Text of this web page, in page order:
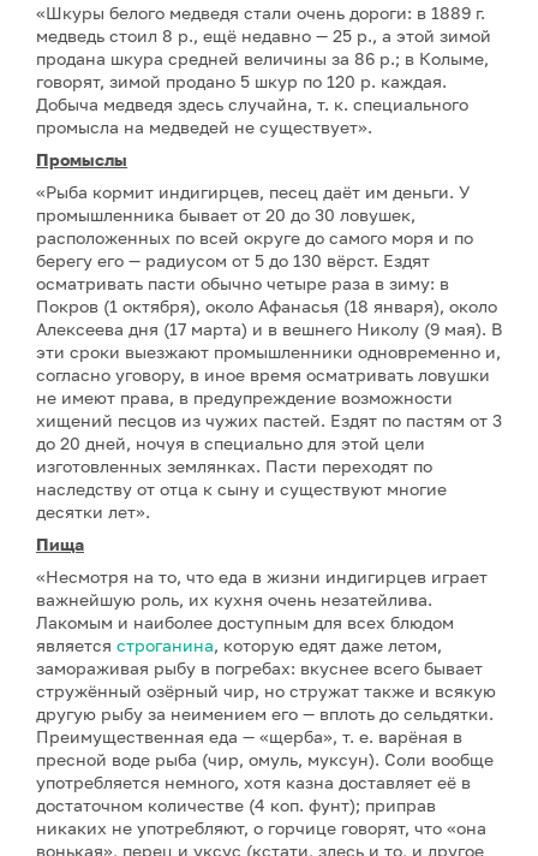
«Шкуры белого медведя стали очень дороги: в 1889 г.
медведь стоил 8 р., ещё недавно — 25 р., а этой зимой
продана шкура средней величины за 86 р.; в Колыме,
говорят, зимой продано 5 шкур по 120 р. каждая.
Добыча медведя здесь случайна, т. к. специального
промысла на медведей не существует».
Промыслы
«Рыба кормит индигирцев, песец даёт им деньги. У
промышленника бывает от 20 до 30 ловушек,
расположенных по всей округе до самого моря и по
берегу его — радиусом от 5 до 130 вёрст. Ездят
осматривать пасти обычно четыре раза в зиму: в
Покров (1 октября), около Афанасья (18 января), около
Алексеева дня (17 марта) и в вешнего Николу (9 мая). В
эти сроки выезжают промышленники одновременно и,
согласно уговору, в иное время осматривать ловушки
не имеют права, в предупреждение возможности
хищений песцов из чужих пастей. Ездят по пастям от 3
до 20 дней, ночуя в специально для этой цели
изготовленных землянках. Пасти переходят по
наследству от отца к сыну и существуют многие
десятки лет».
Пища
«Несмотря на то, что еда в жизни индигирцев играет
важнейшую роль, их кухня очень незатейлива.
Лакомым и наиболее доступным для всех блюдом
является строганина, которую едят даже летом,
замораживая рыбу в погребах: вкуснее всего бывает
стружённый озёрный чир, но стружат также и всякую
другую рыбу за неимением его — вплоть до сельдятки.
Преимущественная еда — «щерба», т. е. варёная в
пресной воде рыба (чир, омуль, муксун). Соли вообще
употребляется немного, хотя казна доставляет её в
достаточном количестве (4 коп. фунт); приправ
никаких не употребляют, о горчице говорят, что «она
вонькая», перец и уксус (кстати, здесь и то, и другое